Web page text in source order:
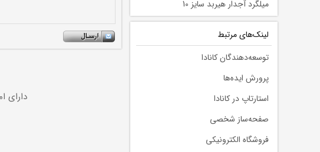
میلگرد آجدار هیربد سایز 10
لينك‌های مرتبط
توسعه‌دهندگان کانادا
پرورش ایده‌ها
استارتاپ در کانادا
صفحه‌ساز شخصی
فروشگاه الکترونیکی
دارای